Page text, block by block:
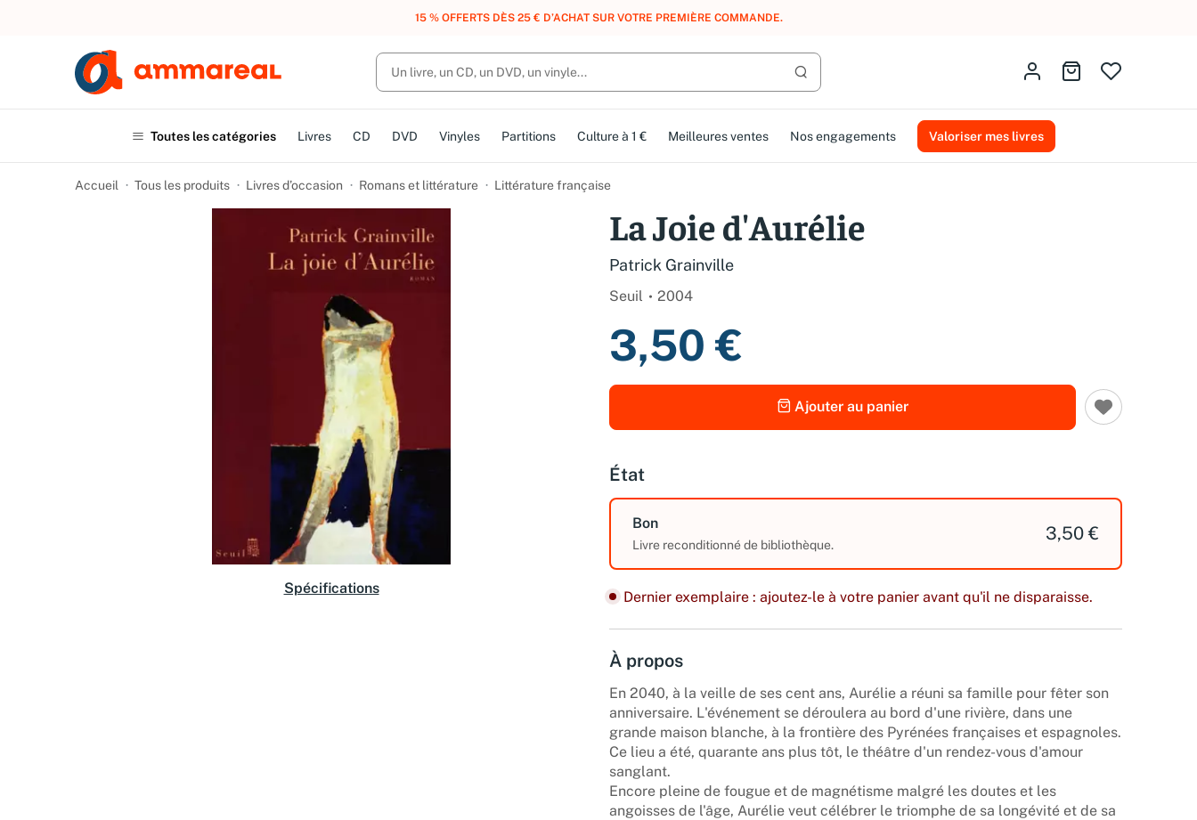
UN ACHAT, DES POINTS, DES RÉCOMPENSES :REJOIGNEZ GRATUITEMENT LE CLUB AMMAREAL.
Lancer la recherche
Identifiez-vousAller au panier
Toutes les catégories Livres CD DVD Vinyles Partitions Culture à 1 € Meilleures ventes Nos engagements Valoriser mes livres
Accueil Tous les produits Livres d’occasion Romans et littérature Littérature française
Spécifications
La Joie d'Aurélie
Patrick Grainville
Seuil 2004
3,50 €
Ajouter au panier
État
Bon
Livre reconditionné de bibliothèque.
3,50 €
Dernier exemplaire : ajoutez-le à votre panier avant qu'il ne disparaisse.
À propos
En 2040, à la veille de ses cent ans, Aurélie a réuni sa famille pour fêter son
anniversaire. L'événement se déroulera au bord d'une rivière, dans une
grande maison blanche, à la frontière des Pyrénées françaises et espagnoles.
Ce lieu a été, quarante ans plus tôt, le théâtre d'un rendez-vous d'amour
sanglant.
Encore pleine de fougue et de magnétisme malgré les doutes et les
angoisses de l'âge, Aurélie veut célébrer le triomphe de sa longévité et de sa